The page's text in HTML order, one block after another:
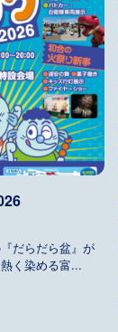
だらだら盆』が
く染める富...